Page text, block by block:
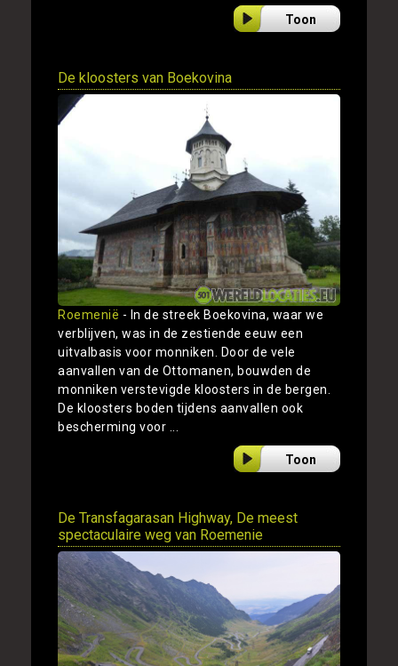
Toon
De kloosters van Boekovina
Roemenië - In de streek Boekovina, waar we
verblijven, was in de zestiende eeuw een
uitvalbasis voor monniken. Door de vele
aanvallen van de Ottomanen, bouwden de
monniken verstevigde kloosters in de bergen.
De kloosters boden tijdens aanvallen ook
bescherming voor ...
Toon
De Transfagarasan Highway, De meest
spectaculaire weg van Roemenie